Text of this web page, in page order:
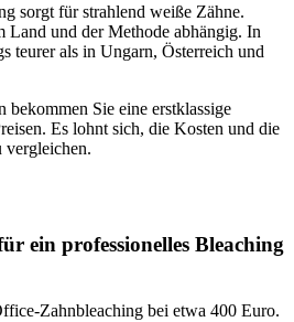
sorgt für strahlend weiße Zähne.
Land und der Methode abhängig. In
teurer als in Ungarn, Österreich und
Sie eine erstklassige
Es lohnt sich, die Kosten und die
vergleichen.
ein professionelles Bleaching
Zahnbleaching bei etwa 400 Euro.